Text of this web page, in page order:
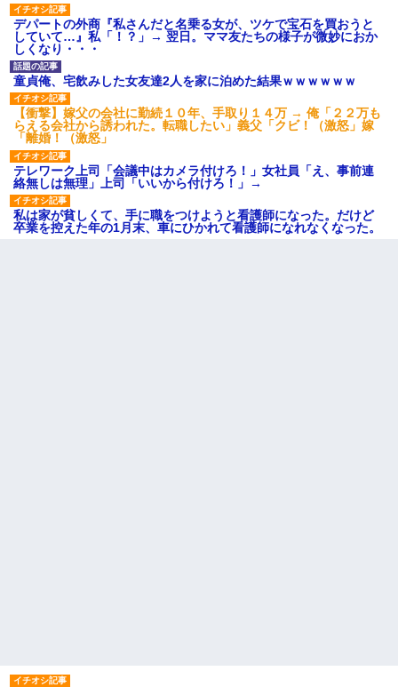
デパートの外商『私さんだと名乗る女が、ツケで宝石を買おうと
していて…』私「！？」→ 翌日。ママ友たちの様子が微妙におか
しくなり・・・
童貞俺、宅飲みした女友達2人を家に泊めた結果ｗｗｗｗｗｗ
【衝撃】嫁父の会社に勤続１０年、手取り１４万 → 俺「２２万も
らえる会社から誘われた。転職したい」義父「クビ！（激怒」嫁
「離婚！（激怒」
テレワーク上司「会議中はカメラ付けろ！」女社員「え、事前連
絡無しは無理」上司「いいから付けろ！」→
私は家が貧しくて、手に職をつけようと看護師になった。だけど
卒業を控えた年の1月末、車にひかれて看護師になれなくなった。